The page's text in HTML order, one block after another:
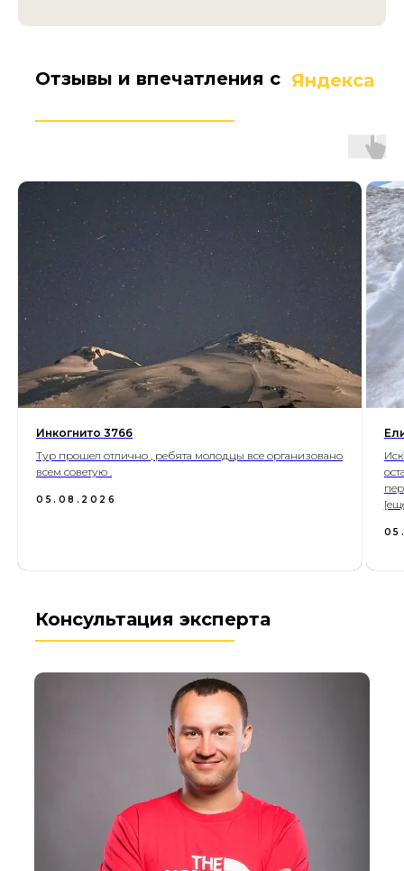
Отзывы и впечатления с Яндекса
Инкогнито 3766
Тур прошел отлично , ребята молодцы все организовано
всем советую .
05.08.2026
Консультация эксперта